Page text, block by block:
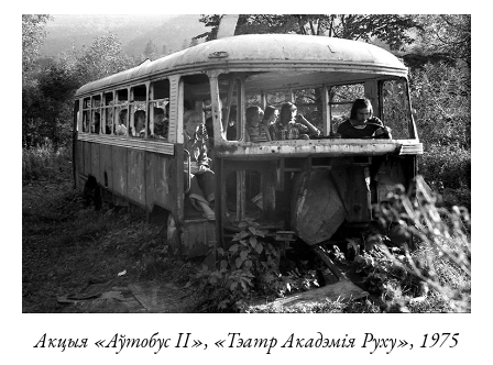
Акцыя «Аўтобус ІІ», «Тэатр Акадэмія Руху», 1975